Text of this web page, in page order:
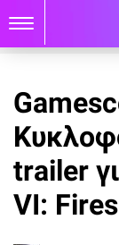
trailer
VI: